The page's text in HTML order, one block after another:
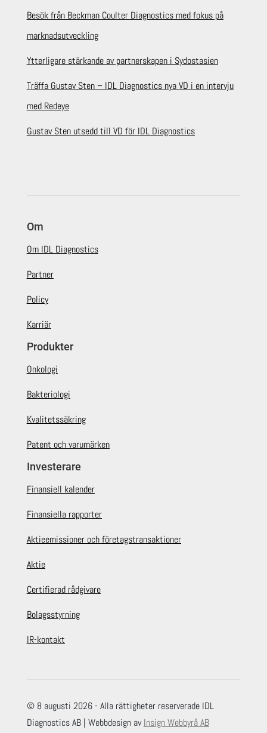
Besök från Beckman Coulter Diagnostics med fokus på
marknadsutveckling
Ytterligare stärkande av partnerskapen i Sydostasien
Träffa Gustav Sten – IDL Diagnostics nya VD i en intervju
med Redeye
Gustav Sten utsedd till VD för IDL Diagnostics
Om
Om IDL Diagnostics
Partner
Policy
Karriär
Produkter
Onkologi
Bakteriologi
Kvalitetssäkring
Patent och varumärken
Investerare
Finansiell kalender
Finansiella rapporter
Aktieemissioner och företagstransaktioner
Aktie
Certifierad rådgivare
Bolagsstyrning
IR-kontakt
© 8 augusti 2026 - Alla rättigheter reserverade IDL
Diagnostics AB | Webbdesign avInsign Webbyrå AB